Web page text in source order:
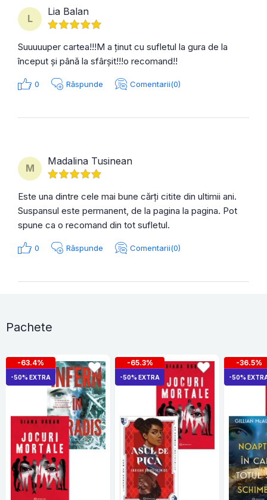
L
Lia Balan
Suuuuuper cartea!!!M a ținut cu sufletul la gura de la
început și până la sfârșit!!!o recomand!!
0 Răspunde Comentarii(0)
M
Madalina Tusinean
Este una dintre cele mai bune cărți citite din ultimii ani.
Suspansul este permanent, de la pagina la pagina. Pot
spune ca o recomand din tot sufletul.
0 Răspunde Comentarii(0)
Pachete
-63.4%
-50% EXTRA
-65.3%
-50% EXTRA
-36.5%
-50%